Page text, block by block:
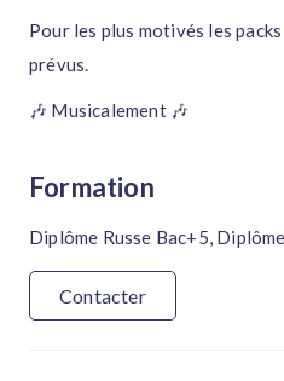
Pour les plus motivés les
prévus.
🎶 Musicalement 🎶
Formation
Diplôme Russe Bac+5,
Contacter